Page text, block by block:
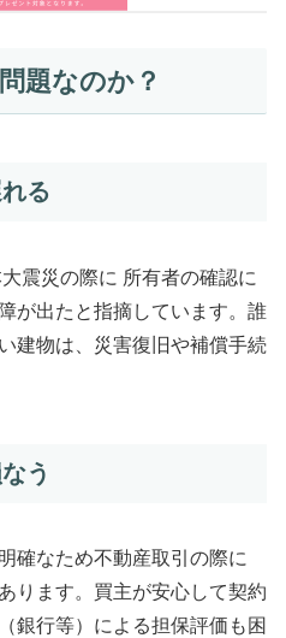
題なのか？
る
震災の際に 所有者の確認に
が出たと指摘しています。誰
建物は、災害復旧や補償手続
う
確なため不動産取引の際に
ります。買主が安心して契約
銀行等）による担保評価も困